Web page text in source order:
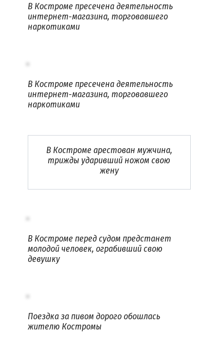
В Костроме пресечена деятельность
интернет-магазина, торговавшего
наркотиками
В Костроме пресечена деятельность
интернет-магазина, торговавшего
наркотиками
В Костроме арестован мужчина,
трижды ударивший ножом свою
жену
В Костроме перед судом предстанет
молодой человек, ограбивший свою
девушку
Поездка за пивом дорого обошлась
жителю Костромы